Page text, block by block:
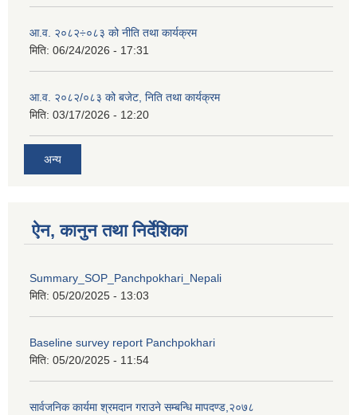
आ.व. २०८२÷०८३ को नीति तथा कार्यक्रम
मिति: 06/24/2026 - 17:31
आ.व. २०८२/०८३ को बजेट, निति तथा कार्यक्रम
मिति: 03/17/2026 - 12:20
अन्य
ऐन, कानुन तथा निर्देशिका
Summary_SOP_Panchpokhari_Nepali
मिति: 05/20/2025 - 13:03
Baseline survey report Panchpokhari
मिति: 05/20/2025 - 11:54
सार्वजनिक कार्यमा श्रमदान गराउने सम्बन्धि मापदण्ड,२०७८